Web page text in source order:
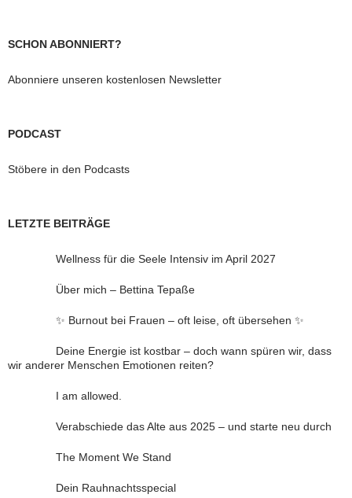
SCHON ABONNIERT?
Abonniere unseren kostenlosen Newsletter
PODCAST
Stöbere in den Podcasts
LETZTE BEITRÄGE
Wellness für die Seele Intensiv im April 2027
Über mich – Bettina Tepaße
✨ Burnout bei Frauen – oft leise, oft übersehen ✨
Deine Energie ist kostbar – doch wann spüren wir, dass
wir anderer Menschen Emotionen reiten?
I am allowed.
Verabschiede das Alte aus 2025 – und starte neu durch
The Moment We Stand
Dein Rauhnachtsspecial